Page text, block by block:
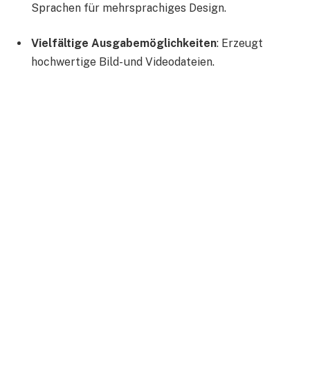
Sprachen für mehrsprachiges Design.
Vielfältige Ausgabemöglichkeiten: Erzeugt
hochwertige Bild- und Videodateien.